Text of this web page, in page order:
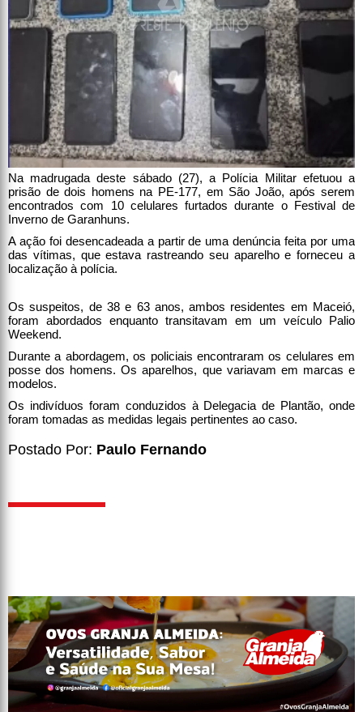
Na madrugada deste sábado (27), a Polícia Militar efetuou a
prisão de dois homens na PE-177, em São João, após serem
encontrados com 10 celulares furtados durante o Festival de
Inverno de Garanhuns.
A ação foi desencadeada a partir de uma denúncia feita por uma
das vítimas, que estava rastreando seu aparelho e forneceu a
localização à polícia.
Os suspeitos, de 38 e 63 anos, ambos residentes em Maceió,
foram abordados enquanto transitavam em um veículo Palio
Weekend.
Durante a abordagem, os policiais encontraram os celulares em
posse dos homens. Os aparelhos, que variavam em marcas e
modelos.
Os indivíduos foram conduzidos à Delegacia de Plantão, onde
foram tomadas as medidas legais pertinentes ao caso.
Postado Por: Paulo Fernando